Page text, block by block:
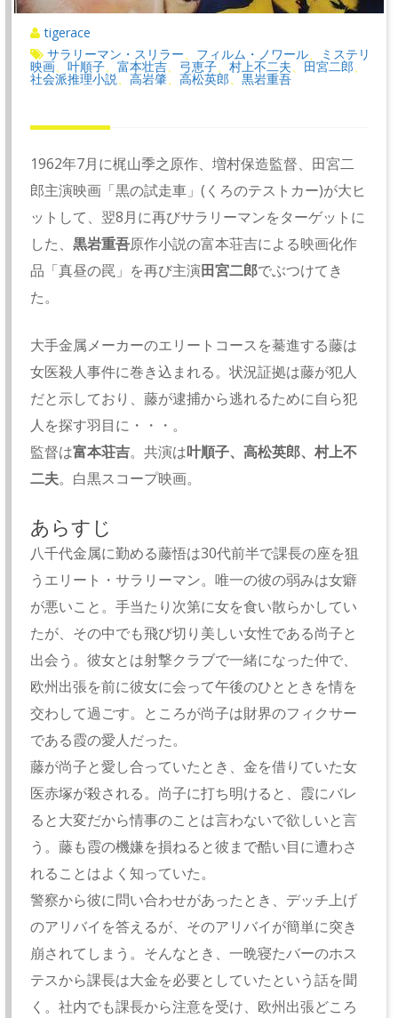
tigerace
サラリーマン・スリラー
フィルム・ノワール ミステリ
映画 叶順子 、富本壮吉 弓恵子 、村上不二夫 田宮二郎
社会派推理小説 、高岩肇 、高松英郎 、黒岩重吾
1962年7月に梶山季之原作、増村保造監督、田宮二
郎主演映画「黒の試走車」(くろのテストカー)が大ヒ
ットして、翌8月に再びサラリーマンをターゲットに
した、黒岩重吾原作小説の富本荘吉による映画化作
品「真昼の罠」を再び主演田宮二郎でぶつけてき
た。
大手金属メーカーのエリートコースを驀進する藤は
女医殺人事件に巻き込まれる。状況証拠は藤が犯人
だと示しており、藤が逮捕から逃れるために自ら犯
人を探す羽目に・・・。
監督は富本荘吉。共演は叶順子、高松英郎、村上不
二夫。白黒スコープ映画。
あらすじ
八千代金属に勤める藤悟は30代前半で課長の座を狙
うエリート・サラリーマン。唯一の彼の弱みは女癖
が悪いこと。手当たり次第に女を食い散らかしてい
たが、その中でも飛び切り美しい女性である尚子と
出会う。彼女とは射撃クラブで一緒になった仲で、
欧州出張を前に彼女に会って午後のひとときを情を
交わして過ごす。ところが尚子は財界のフィクサー
である霞の愛人だった。
藤が尚子と愛し合っていたとき、金を借りていた女
医赤塚が殺される。尚子に打ち明けると、霞にバレ
ると大変だから情事のことは言わないで欲しいと言
う。藤も霞の機嫌を損ねると彼まで酷い目に遭わさ
れることはよく知っていた。
警察から彼に問い合わせがあったとき、デッチ上げ
のアリバイを答えるが、そのアリバイが簡単に突き
崩されてしまう。そんなとき、一晩寝たバーのホス
テスから課長は大金を必要としていたという話を聞
く。社内でも課長から注意を受け、欧州出張どころ